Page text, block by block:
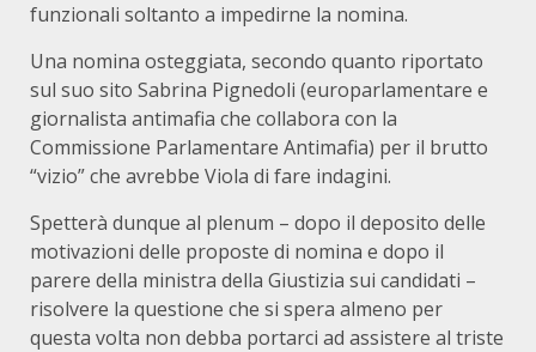
funzionali soltanto a impedirne la nomina.
Una nomina osteggiata, secondo quanto riportato
sul suo sito Sabrina Pignedoli (europarlamentare e
giornalista antimafia che collabora con la
Commissione Parlamentare Antimafia) per il brutto
“vizio” che avrebbe Viola di fare indagini.
Spetterà dunque al plenum – dopo il deposito delle
motivazioni delle proposte di nomina e dopo il
parere della ministra della Giustizia sui candidati –
risolvere la questione che si spera almeno per
questa volta non debba portarci ad assistere al triste